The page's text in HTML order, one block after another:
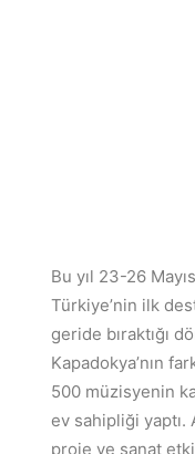
Bu yıl 23-26
Türkiye’nin ilk
geride bıraktığı
Kapadokya’nın
500 müzisyenin
ev sahipliği yaptı.
proje ve sanat